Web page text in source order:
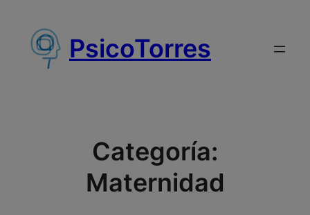
contenido
PsicoTorres
Categoría:
Maternidad